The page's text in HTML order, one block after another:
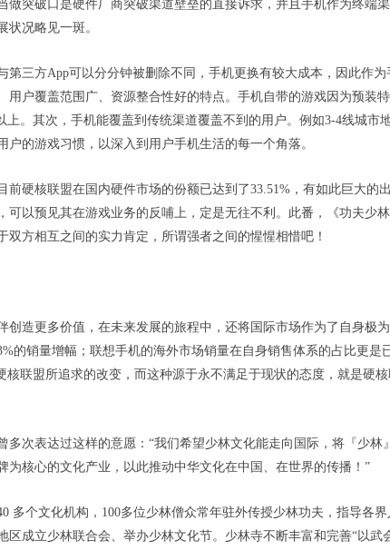
做突破口是硬件厂商突破渠道壁垒的直接诉求，并且手机作为终端渠
况略见一斑。
三方App可以分分钟被删除不同，手机更换有较大成本，因此作为
户覆盖范围广、资源整合性好的特点。手机自带的游戏因为预装
上。其次，手机能覆盖到传统渠道覆盖不到的用户。例如3-4线城市
的游戏习惯，以深入到用户手机生活的每一个角落。
硬核联盟在国内硬件市场的份额已达到了33.51%，有如此巨大的出
以预见其在游戏业务的反哺上，定是无往不利。此番，《功夫少林
方相互之间的实力肯定，所谓强者之间的惺惺相惜吧！
创造更多价值，在未来发展的旅程中，还将国际市场作为了自身极
的销量增幅；联想手机的海外市场销量在自身销售体系的占比更是
联盟所追求的改变，而这种源于永不满足于现状的态度，就是硬核
次表达过这样的意愿：“我们希望少林文化能走向国际，将『少林』
核心的文化产业，以此推动中华文化在中国、在世界的传播！”
多个文化机构，100多位少林僧众常年驻外传授少林功夫，指导各界
成立少林联合会、举办少林文化节。少林寺不断丰富和完善“以武